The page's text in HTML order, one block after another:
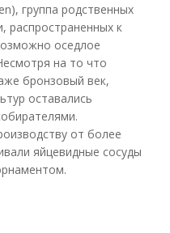
группа родственных
распространенных к
оседлое
на то что
бронзовый век,
оставались
от более
яйцевидные сосуды